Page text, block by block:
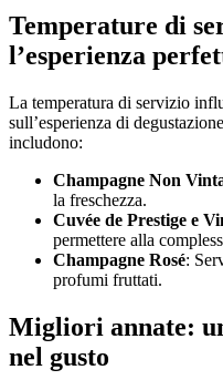
Temperature di
l’esperienza
La temperatura di servizio
sull’esperienza di
includono:
Champagne Non
la freschezza.
Cuvée de Prestige e
permettere alla
Champagne Rosé:
profumi fruttati.
Migliori annate:
nel gusto